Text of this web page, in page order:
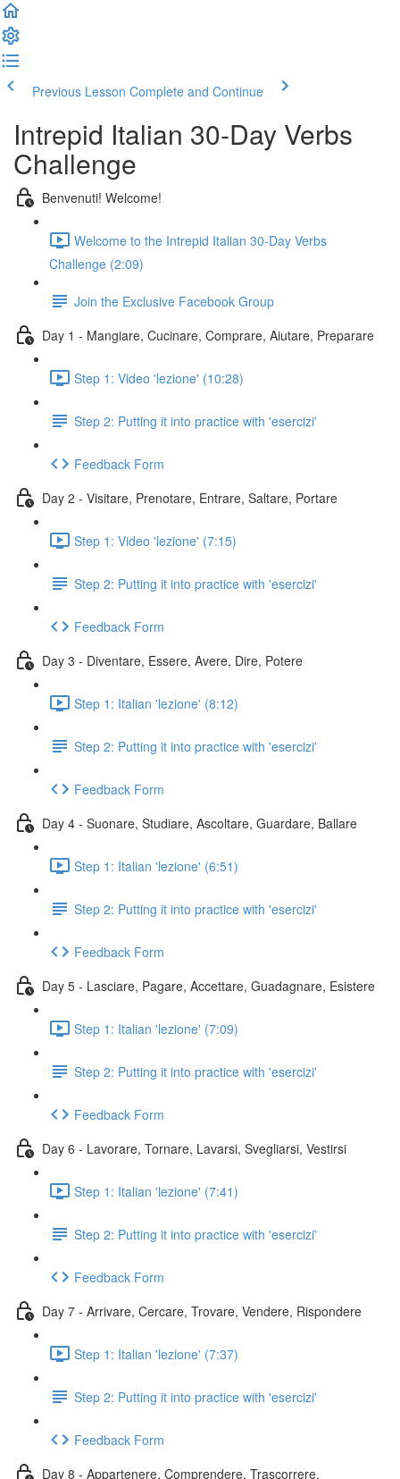
Previous Lesson Complete and Continue
Intrepid Italian 30-Day Verbs
Challenge
Benvenuti! Welcome!
Welcome to the Intrepid Italian 30-Day Verbs
Challenge (2:09)
Join the Exclusive Facebook Group
Day 1 - Mangiare, Cucinare, Comprare, Aiutare, Preparare
Step 1: Video 'lezione' (10:28)
Step 2: Putting it into practice with 'esercizi'
Feedback Form
Day 2 - Visitare, Prenotare, Entrare, Saltare, Portare
Step 1: Video 'lezione' (7:15)
Step 2: Putting it into practice with 'esercizi'
Feedback Form
Day 3 - Diventare, Essere, Avere, Dire, Potere
Step 1: Italian 'lezione' (8:12)
Step 2: Putting it into practice with 'esercizi'
Feedback Form
Day 4 - Suonare, Studiare, Ascoltare, Guardare, Ballare
Step 1: Italian 'lezione' (6:51)
Step 2: Putting it into practice with 'esercizi'
Feedback Form
Day 5 - Lasciare, Pagare, Accettare, Guadagnare, Esistere
Step 1: Italian 'lezione' (7:09)
Step 2: Putting it into practice with 'esercizi'
Feedback Form
Day 6 - Lavorare, Tornare, Lavarsi, Svegliarsi, Vestirsi
Step 1: Italian 'lezione' (7:41)
Step 2: Putting it into practice with 'esercizi'
Feedback Form
Day 7 - Arrivare, Cercare, Trovare, Vendere, Rispondere
Step 1: Italian 'lezione' (7:37)
Step 2: Putting it into practice with 'esercizi'
Feedback Form
Day 8 - Appartenere, Comprendere, Trascorrere,